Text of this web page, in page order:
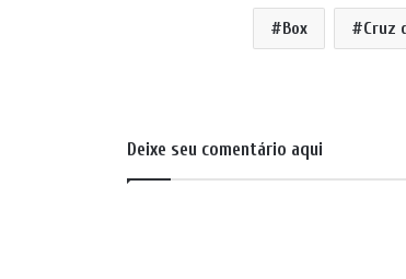
Box Cruz
Deixe seu comentário aqui